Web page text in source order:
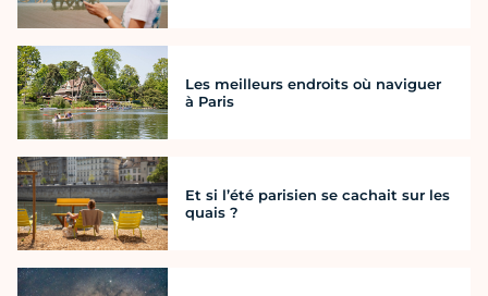
Les meilleurs endroits où naviguer
à Paris
Et si l’été parisien se cachait sur les
quais ?